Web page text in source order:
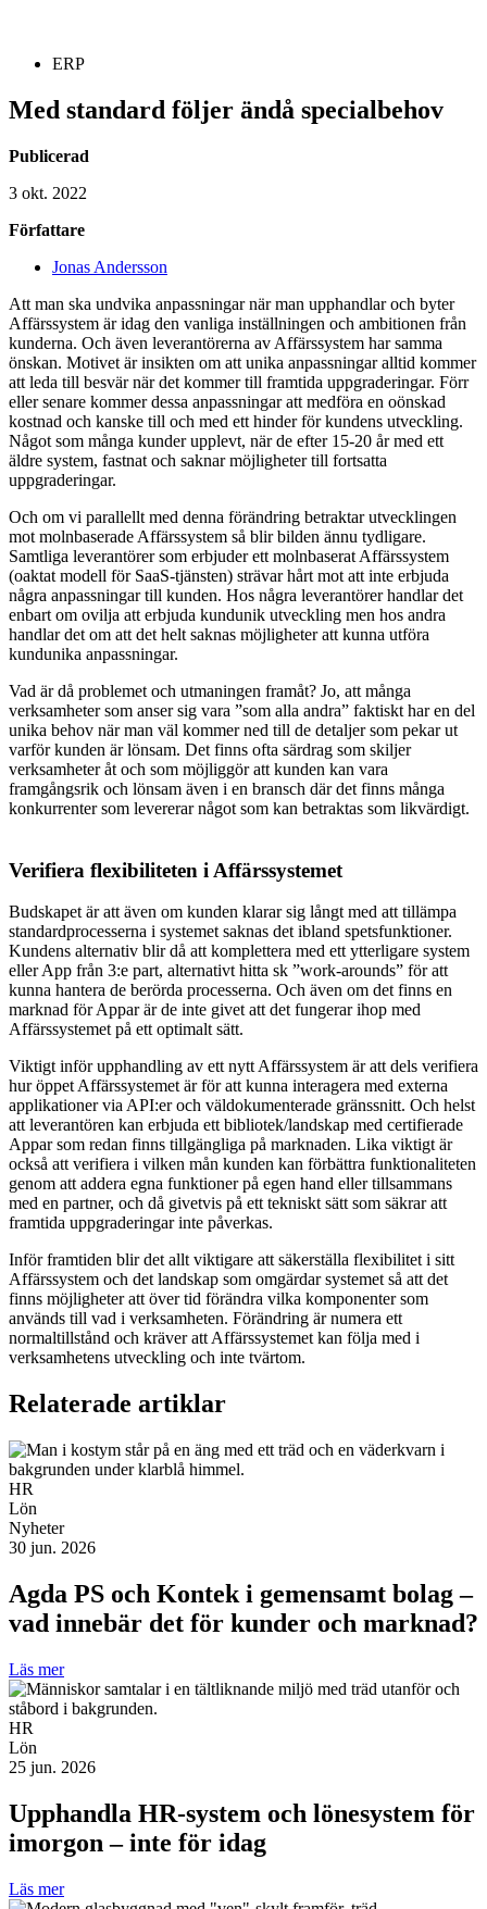
ERP
Med standard följer ändå specialbehov
Publicerad
3 okt. 2022
Författare
Jonas Andersson
Att man ska undvika anpassningar när man upphandlar och byter
Affärssystem är idag den vanliga inställningen och ambitionen från
kunderna. Och även leverantörerna av Affärssystem har samma
önskan. Motivet är insikten om att unika anpassningar alltid kommer
att leda till besvär när det kommer till framtida uppgraderingar. Förr
eller senare kommer dessa anpassningar att medföra en oönskad
kostnad och kanske till och med ett hinder för kundens utveckling.
Något som många kunder upplevt, när de efter 15-20 år med ett
äldre system, fastnat och saknar möjligheter till fortsatta
uppgraderingar.
Och om vi parallellt med denna förändring betraktar utvecklingen
mot molnbaserade Affärssystem så blir bilden ännu tydligare.
Samtliga leverantörer som erbjuder ett molnbaserat Affärssystem
(oaktat modell för SaaS-tjänsten) strävar hårt mot att inte erbjuda
några anpassningar till kunden. Hos några leverantörer handlar det
enbart om ovilja att erbjuda kundunik utveckling men hos andra
handlar det om att det helt saknas möjligheter att kunna utföra
kundunika anpassningar.
Vad är då problemet och utmaningen framåt? Jo, att många
verksamheter som anser sig vara ”som alla andra” faktiskt har en del
unika behov när man väl kommer ned till de detaljer som pekar ut
varför kunden är lönsam. Det finns ofta särdrag som skiljer
verksamheter åt och som möjliggör att kunden kan vara
framgångsrik och lönsam även i en bransch där det finns många
konkurrenter som levererar något som kan betraktas som likvärdigt.
Verifiera flexibiliteten i Affärssystemet
Budskapet är att även om kunden klarar sig långt med att tillämpa
standardprocesserna i systemet saknas det ibland spetsfunktioner.
Kundens alternativ blir då att komplettera med ett ytterligare system
eller App från 3:e part, alternativt hitta sk ”work-arounds” för att
kunna hantera de berörda processerna. Och även om det finns en
marknad för Appar är de inte givet att det fungerar ihop med
Affärssystemet på ett optimalt sätt.
Viktigt inför upphandling av ett nytt Affärssystem är att dels verifiera
hur öppet Affärssystemet är för att kunna interagera med externa
applikationer via API:er och väldokumenterade gränssnitt. Och helst
att leverantören kan erbjuda ett bibliotek/landskap med certifierade
Appar som redan finns tillgängliga på marknaden. Lika viktigt är
också att verifiera i vilken mån kunden kan förbättra funktionaliteten
genom att addera egna funktioner på egen hand eller tillsammans
med en partner, och då givetvis på ett tekniskt sätt som säkrar att
framtida uppgraderingar inte påverkas.
Inför framtiden blir det allt viktigare att säkerställa flexibilitet i sitt
Affärssystem och det landskap som omgärdar systemet så att det
finns möjligheter att över tid förändra vilka komponenter som
används till vad i verksamheten. Förändring är numera ett
normaltillstånd och kräver att Affärssystemet kan följa med i
verksamhetens utveckling och inte tvärtom.
Relaterade artiklar
HR
Lön
Nyheter
30 jun. 2026
Agda PS och Kontek i gemensamt bolag –
vad innebär det för kunder och marknad?
Läs mer
HR
Lön
25 jun. 2026
Upphandla HR-system och lönesystem för
imorgon – inte för idag
Läs mer